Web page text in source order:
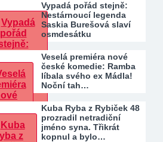
Vypadá pořád stejně:
Nestárnoucí legenda
Saskia Burešová slaví
osmdesátku
Veselá premiéra nové
české komedie: Ramba
líbala svého ex Mádla!
Noční tah…
Kuba Ryba z Rybiček 48
prozradil netradiční
jméno syna. Třikrát
kopnul a bylo…